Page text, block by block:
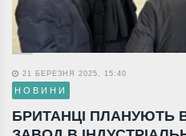
21 БЕРЕЗНЯ 2025, 15:40
НОВИНИ
БРИТАНЦІ ПЛАНУЮТЬ